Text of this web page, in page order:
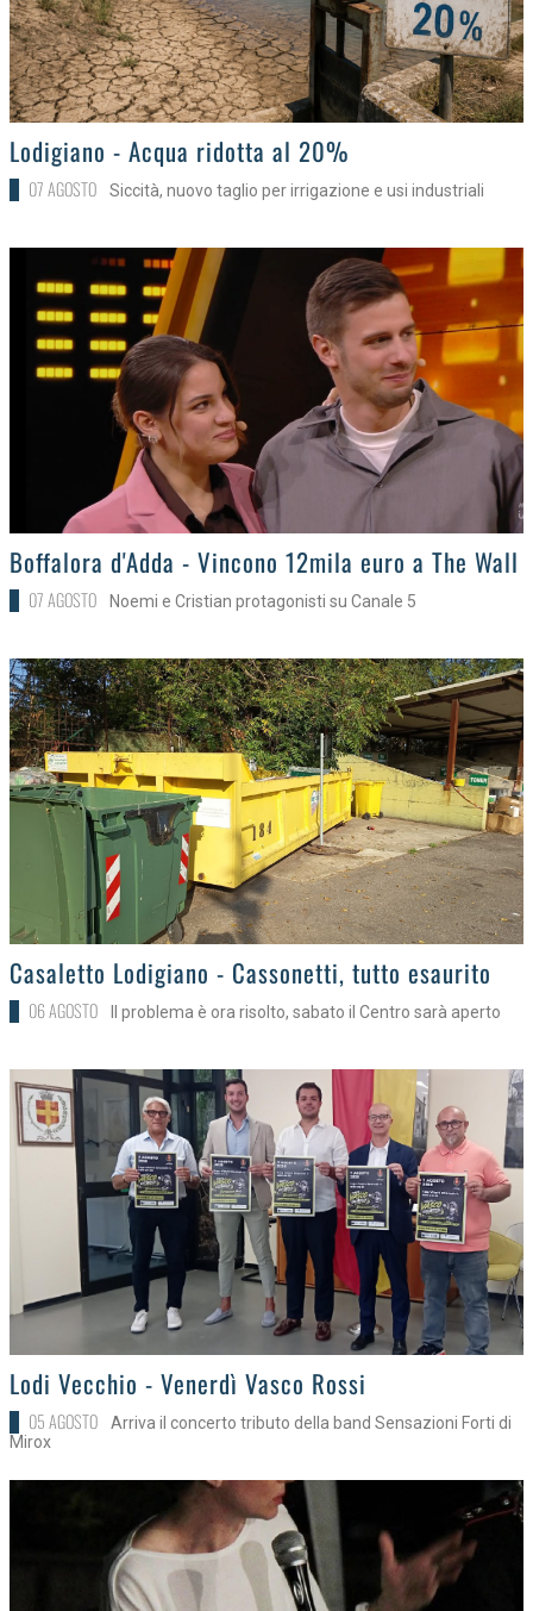
>Lodigiano - Acqua ridotta al 20%
07 AGOSTO Siccità, nuovo taglio per irrigazione e usi industriali
>
Boffalora d'Adda - Vincono 12mila euro a The Wall
07 AGOSTO Noemi e Cristian protagonisti su Canale 5
>
Casaletto Lodigiano - Cassonetti, tutto esaurito
06 AGOSTO Il problema è ora risolto, sabato il Centro sarà aperto
>Lodi Vecchio - Venerdì Vasco Rossi
05 AGOSTO
Arriva il concerto tributo della band Sensazioni Forti di
Mirox